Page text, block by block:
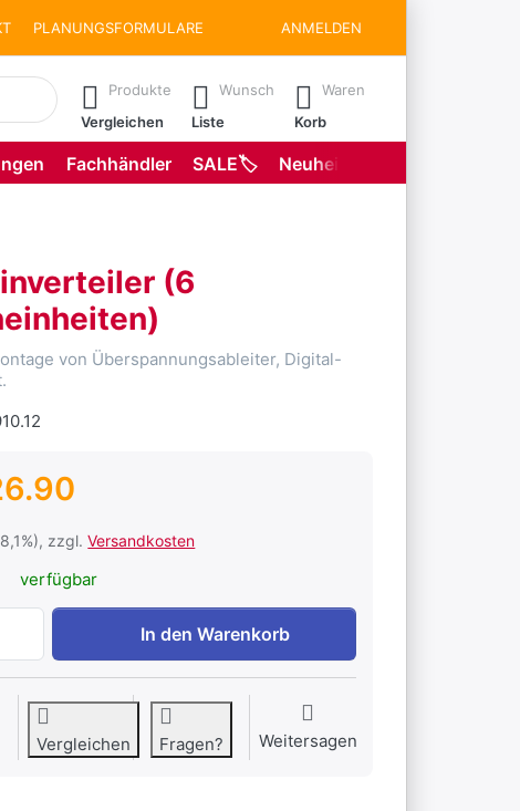
PLANUNGSFORMULARE ANMELDEN
erste Ergebnisse. Drücken Sie die Eingabetaste, um
Produkte
Vergleichen
Wunsch
Liste
Waren
Korb
Fachhändler SALE🏷️ Neuheiten
(6
von Überspannungsableiter, Digital-
zzgl.Versandkosten
verfügbar
AP-Kleinverteiler (6 Breiteneinheiten) zu CHF 26.90,
In den Warenkorb
Vergleichen Fragen? Weitersagen